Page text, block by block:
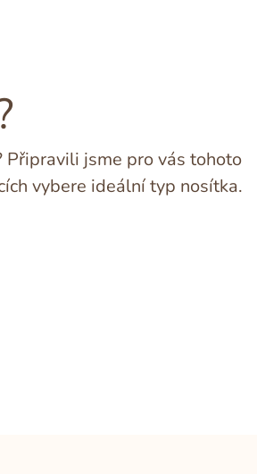
Připravili jsme pro vás tohoto
vybere ideální typ nosítka.